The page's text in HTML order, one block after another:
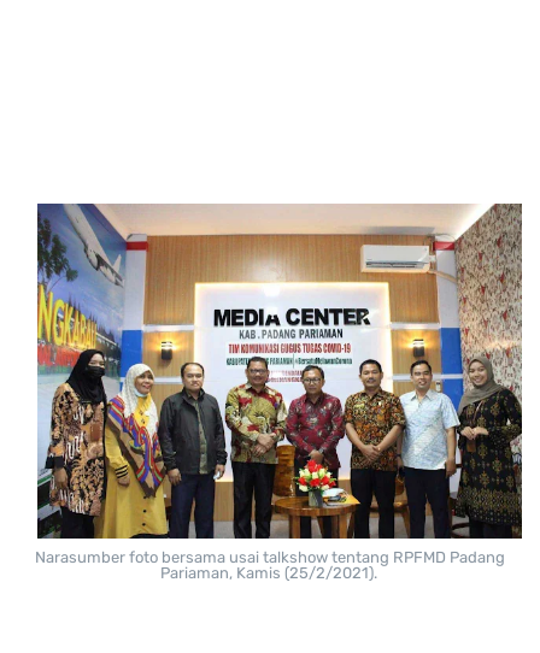
Narasumber foto bersama usai talkshow tentang RPFMD Padang
Pariaman, Kamis (25/2/2021).